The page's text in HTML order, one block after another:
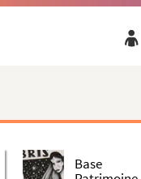
Base